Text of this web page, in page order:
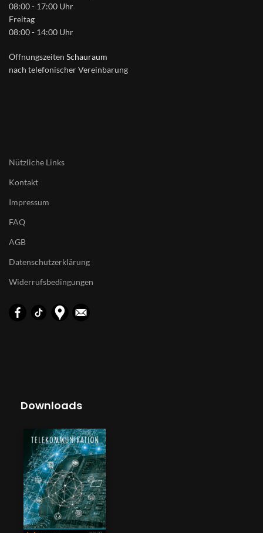
08:00 - 17:00 Uhr
Freitag
08:00 - 14:00 Uhr
Öffnungszeiten Schauraum
nach telefonischer Vereinbarung
Nützliche Links
Kontakt
Impressum
FAQ
AGB
Datenschutzerklärung
Widerrufsbedingungen
Downloads